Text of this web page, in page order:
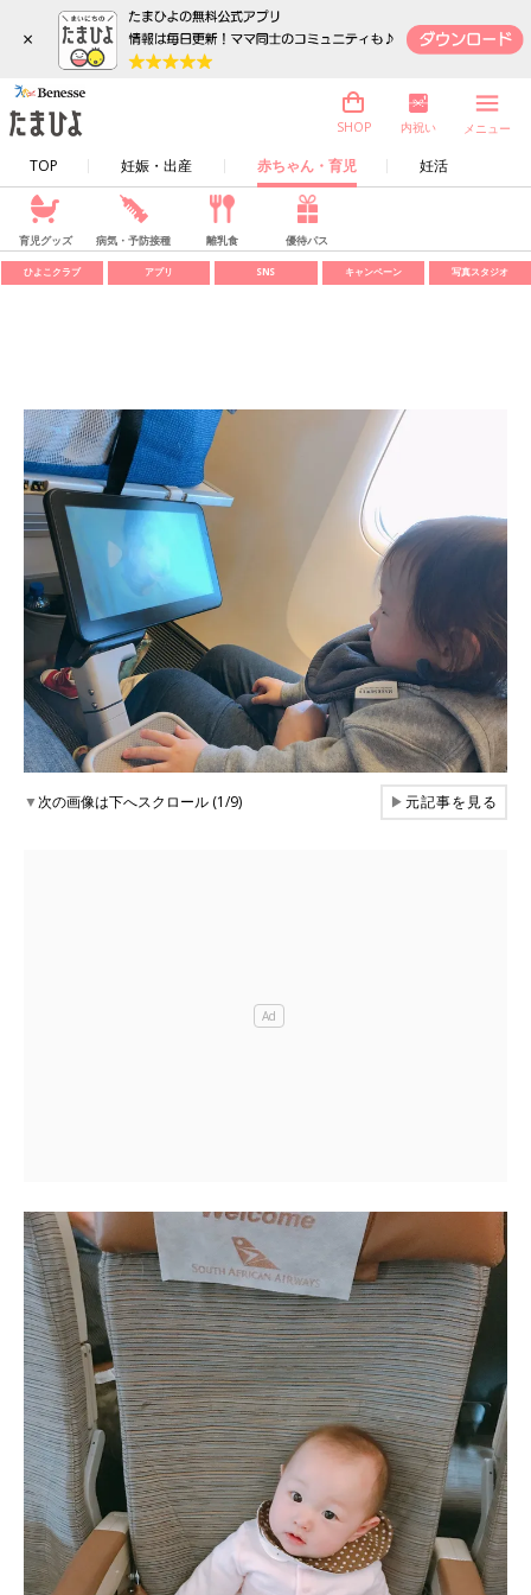
×
TOP 妊娠・出産 赤ちゃん・育児 妊活
SHOP 内祝い メニュー
育児グッズ 病気・予防接種 離乳食 優待パス
ひよこクラブ アプリ SNS キャンペーン 写真スタジオ
▼次の画像は下へスクロール (1/9) ▶元記事を見る